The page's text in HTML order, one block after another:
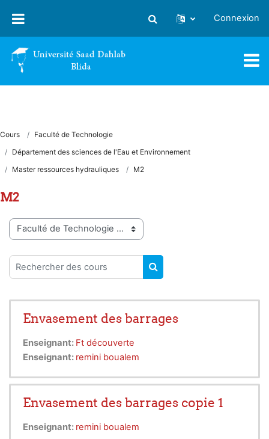
Activer/désactiver la saisie
Connexion
Cours
Faculté de Technologie
Département des sciences de l'Eau et Environnement
Master ressources hydrauliques
M2
M2
Catégories de cours
Rechercher des cours
RECHERCHER DES
Envasement des barrages
Enseignant: Ft découverte
Enseignant: remini boualem
Envasement des barrages copie 1
Enseignant: remini boualem